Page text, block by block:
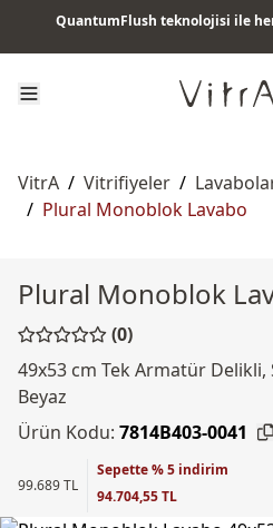
QuantumFlush teknolojisi ile
VitrA / Vitrifiyeler /
/ Plural Monoblok Lavabo
Plural Monoblok
(0)
49x53 cm Tek Armatür Delikli,
Beyaz
Ürün Kodu: 7814B403-0041
99.689 TL
Sepette % 5 indirim
94.704,55 TL